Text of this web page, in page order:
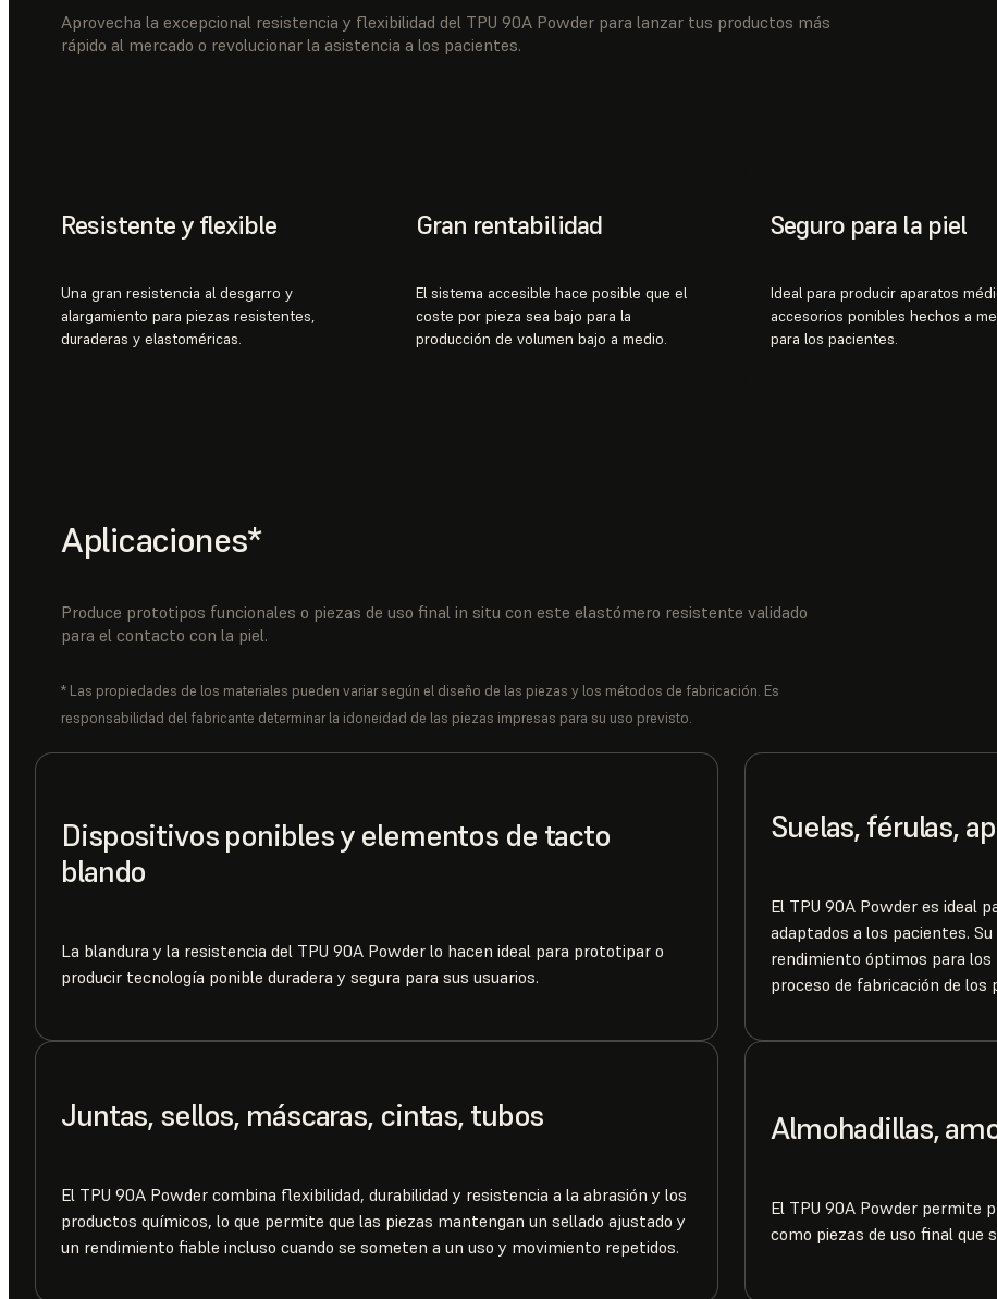
Aprovecha la excepcional resistencia y flexibilidad del TPU 90A Powder para lanzar tus productos más
rápido al mercado o revolucionar la asistencia a los pacientes.
Resistente y flexible
Una gran resistencia al desgarro y
alargamiento para piezas resistentes,
duraderas y elastoméricas.
Gran rentabilidad
El sistema accesible hace posible que el
coste por pieza sea bajo para la
producción de volumen bajo a medio.
Seguro para la piel
Ideal para producir aparatos
accesorios ponibles hechos a
para los pacientes.
Aplicaciones*
Produce prototipos funcionales o piezas de uso final in situ con este elastómero resistente validado
para el contacto con la piel.
* Las propiedades de los materiales pueden variar según el diseño de las piezas y los métodos de fabricación. Es
responsabilidad del fabricante determinar la idoneidad de las piezas impresas para su uso previsto.
Dispositivos ponibles y elementos de tacto
blando
La blandura y la resistencia del TPU 90A Powder lo hacen ideal para prototipar o
producir tecnología ponible duradera y segura para sus usuarios.
Suelas, férulas,
El TPU 90A Powder es ideal
adaptados a los pacientes.
rendimiento óptimos para los
proceso de fabricación de los
Juntas, sellos, máscaras, cintas, tubos
El TPU 90A Powder combina flexibilidad, durabilidad y resistencia a la abrasión y los
productos químicos, lo que permite que las piezas mantengan un sellado ajustado y
un rendimiento fiable incluso cuando se someten a un uso y movimiento repetidos.
Almohadillas,
El TPU 90A Powder permite
como piezas de uso final que